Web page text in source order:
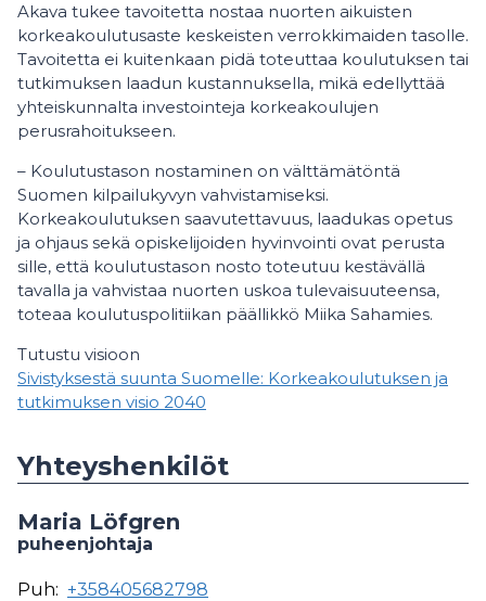
Akava tukee tavoitetta nostaa nuorten aikuisten
korkeakoulutusaste keskeisten verrokkimaiden tasolle.
Tavoitetta ei kuitenkaan pidä toteuttaa koulutuksen tai
tutkimuksen laadun kustannuksella, mikä edellyttää
yhteiskunnalta investointeja korkeakoulujen
perusrahoitukseen.
– Koulutustason nostaminen on välttämätöntä
Suomen kilpailukyvyn vahvistamiseksi.
Korkeakoulutuksen saavutettavuus, laadukas opetus
ja ohjaus sekä opiskelijoiden hyvinvointi ovat perusta
sille, että koulutustason nosto toteutuu kestävällä
tavalla ja vahvistaa nuorten uskoa tulevaisuuteensa,
toteaa koulutuspolitiikan päällikkö Miika Sahamies.
Tutustu visioon
Sivistyksestä suunta Suomelle: Korkeakoulutuksen ja
tutkimuksen visio 2040
Yhteyshenkilöt
Maria Löfgren
puheenjohtaja
Puh: +358405682798